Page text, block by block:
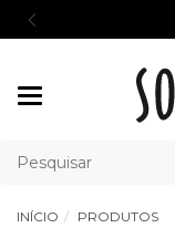
INÍCIO PRODUTOS